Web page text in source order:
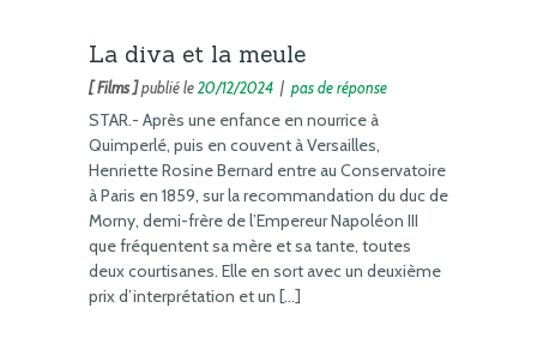
La diva et la meule
[ Films ]publié le20/12/2024 | pas de réponse
STAR.- Après une enfance en nourrice à
Quimperlé, puis en couvent à Versailles,
Henriette Rosine Bernard entre au Conservatoire
à Paris en 1859, sur la recommandation du duc de
Morny, demi-frère de l’Empereur Napoléon III
que fréquentent sa mère et sa tante, toutes
deux courtisanes. Elle en sort avec un deuxième
prix d’interprétation et un […]